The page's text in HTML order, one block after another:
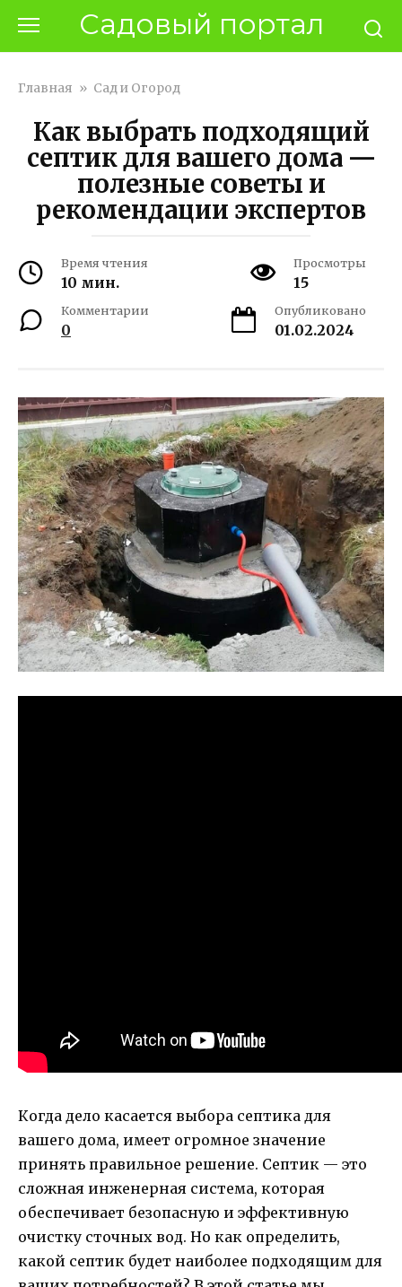
контенту
Садовый портал
Главная » Сад и Огород
Как выбрать подходящий
септик для вашего дома —
полезные советы и
рекомендации экспертов
Время чтения
10 мин.
Просмотры
15
Комментарии
0
Опубликовано
01.02.2024
Когда дело касается выбора септика для
вашего дома, имеет огромное значение
принять правильное решение. Септик — это
сложная инженерная система, которая
обеспечивает безопасную и эффективную
очистку сточных вод. Но как определить,
какой септик будет наиболее подходящим для